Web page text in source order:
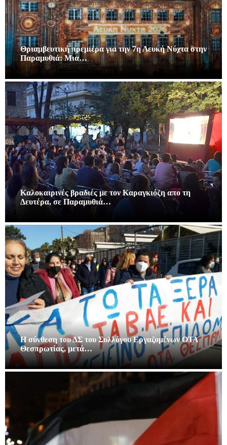
Θριαμβευτική πρεμιέρα για την 7η Λευκή Νύχτα στην
Παραμυθιά: Μια…
Καλοκαιρινές βραδιές με τον Καραγκιόζη απο τη
Δευτέρα, σε Παραμυθιά…
Η σύνθεση του ΔΣ του Συλλόγου Εργαζομένων ΟΤΑ
Θεσπρωτίας, μετά…